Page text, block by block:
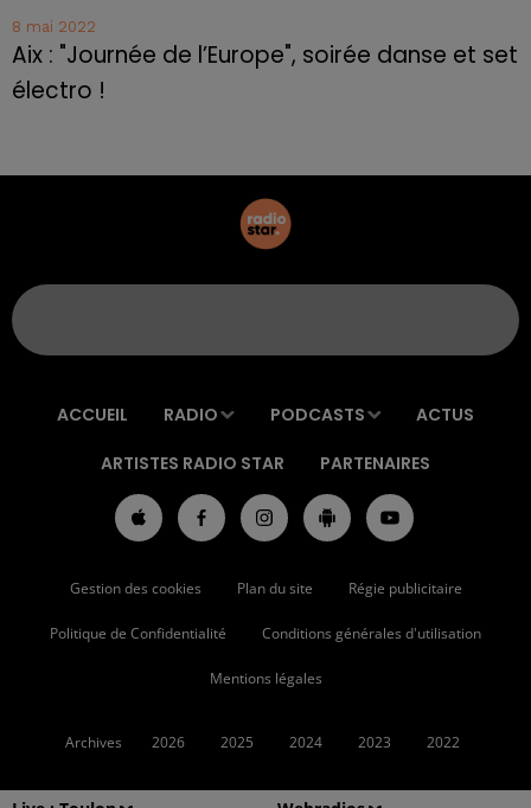
8 mai 2022
Aix : "Journée de l’Europe", soirée danse et set
électro !
ACCUEIL RADIO PODCASTS ACTUS
ARTISTES RADIO STAR PARTENAIRES
Gestion des cookies Plan du site Régie publicitaire
Politique de Confidentialité Conditions générales d'utilisation
Mentions légales
Archives 2026 2025 2024 2023 2022